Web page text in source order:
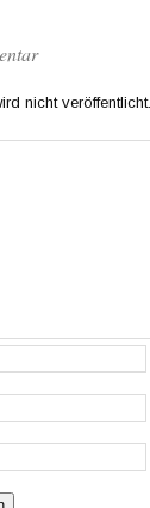
nicht veröffentlicht.